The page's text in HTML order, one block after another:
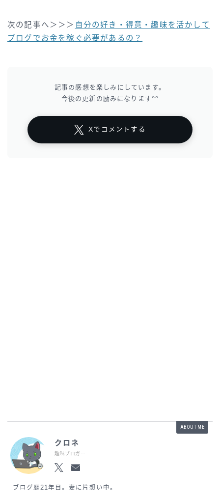
次の記事へ＞＞＞ 自分の好き・得意・趣味を活かして
ブログでお金を稼ぐ必要があるの？
記事の感想を楽しみにしています。
今後の更新の励みになります^^
Xでコメントする
ABOUT ME
クロネ
趣味ブロガー
ブログ歴21年目。妻に片想い中。